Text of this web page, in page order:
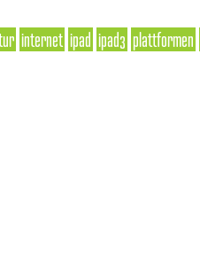
internet ipad ipad3 plattformen